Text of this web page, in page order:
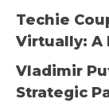
Techie
Virtually: A
Vladimir
Strategic